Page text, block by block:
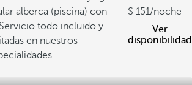
alberca (piscina) con
Servicio todo incluido y
en nuestros
151/noche
Ver
disponibilidad